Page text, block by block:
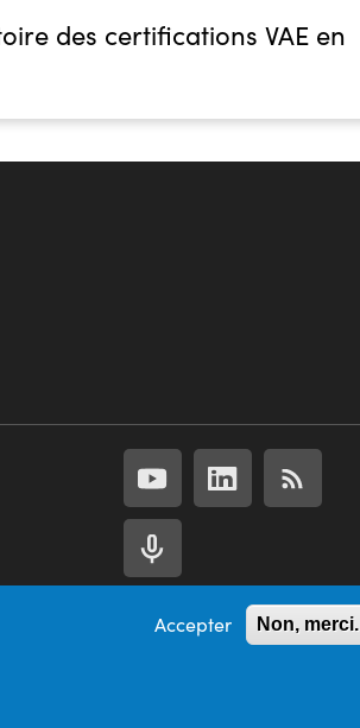
des certifications VAE en
Accepter Non, merci.